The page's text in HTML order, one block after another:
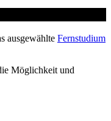
ausgewählte Fernstudium
Möglichkeit und